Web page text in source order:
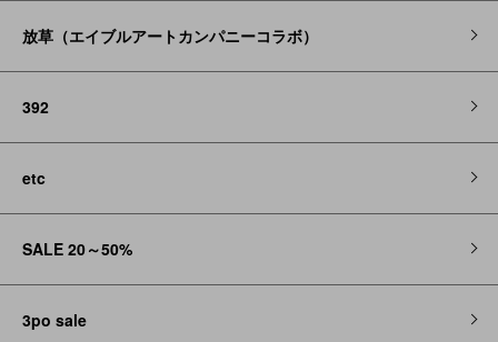
放草（エイブルアートカンパニーコラボ）
392
etc
SALE 20～50%
3po sale